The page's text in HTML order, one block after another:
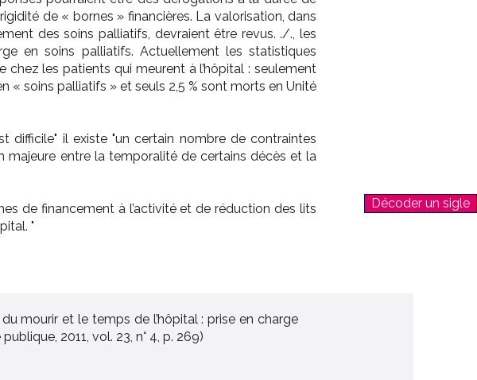
Décoder un sigle
de « bornes » financières. La valorisation, dans
des soins palliatifs, devraient être revus. ./., les
en soins palliatifs. Actuellement les statistiques
les patients qui meurent à l’hôpital : seulement
« soins palliatifs » et seuls 2,5 % sont morts en Unité
il existe "un certain nombre de contraintes
majeure entre la temporalité de certains décès et la
de financement à l’activité et de réduction des lits
"
mourir et le temps de l’hôpital : prise en charge
2011, vol. 23, n° 4, p. 269)